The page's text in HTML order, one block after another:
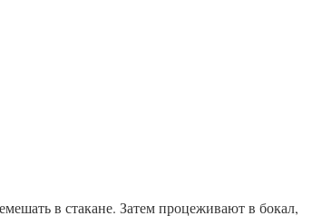
в стакане. Затем процеживают в бокал,